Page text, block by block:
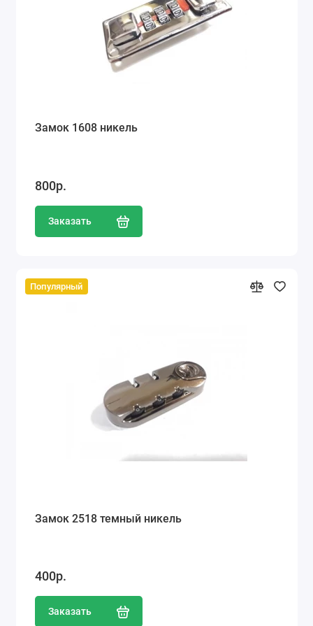
Замок 1608 никель
800р.
Заказать
Популярный
Замок 2518 темный никель
400р.
Заказать